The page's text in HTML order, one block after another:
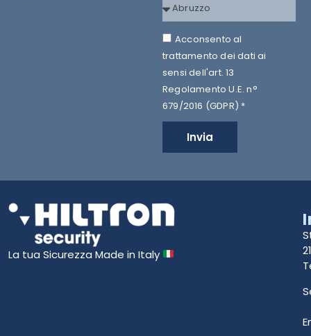
Acconsento al
trattamento dei dati ai
sensi dell'art. 13
Regolamento U.E. n°
679/2016 (GDPR) *
Invia
La tua Sicurezza Made in Italy